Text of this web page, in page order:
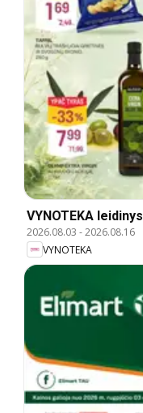
VYNOTEKA leidinys
2026.08.03 -2026.08.16
VYNOTEKA